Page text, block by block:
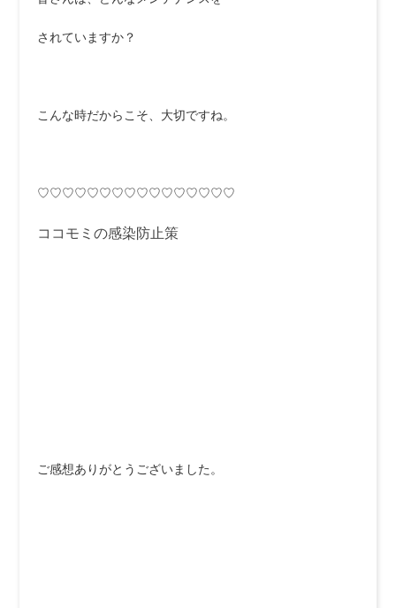
されていますか？
こんな時だからこそ、大切ですね。
♡♡♡♡♡♡♡♡♡♡♡♡♡♡♡♡
ココモミの感染防止策
ご感想ありがとうございました。